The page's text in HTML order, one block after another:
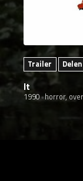
Trailer
It
1990 horror,